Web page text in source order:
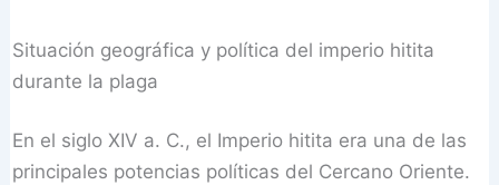
Situación geográfica y política del imperio hitita
durante la plaga
En el siglo XIV a. C., el Imperio hitita era una de las
principales potencias políticas del Cercano Oriente.